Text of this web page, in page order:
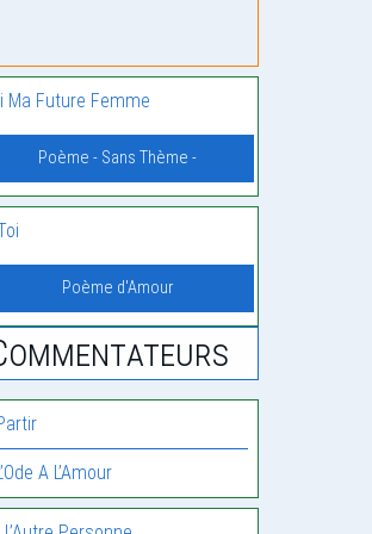
Ma Future Femme
Poème - Sans Thème -
Poème d'Amour
A L’Amour